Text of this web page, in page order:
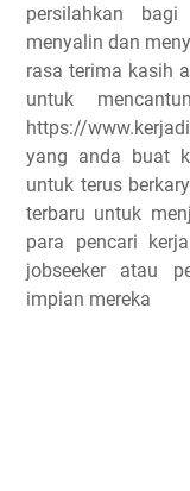
persilahkan
menyalin dan
rasa terima kasih
untuk
https://
yang anda buat
untuk terus
terbaru untuk
para pencari
jobseeker atau
impian mereka